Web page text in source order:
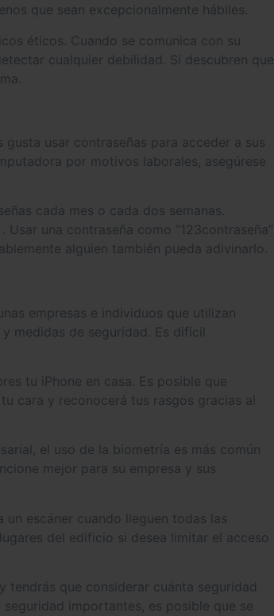
que sean excepcionalmente hábiles.
éticos. Cuando se comunica con su
cualquier debilidad. Si descubren que
usar contraseñas para acceder a sus
por motivos laborales, asegúrese
cada mes o cada dos semanas.
una contraseña como “123contraseña”
alguien también pueda adivinarlo.
empresas e individuos que utilizan
medidas de seguridad. Es difícil
tu iPhone en casa. Es posible que
cara y reconocerá tus rasgos gracias al
el uso de la biometría es más común
mejor para su empresa y sus
escáner cuando lleguen todas las
del edificio si desea limitar el acceso
tendrás que considerar cuánta seguridad
importantes, es posible que se